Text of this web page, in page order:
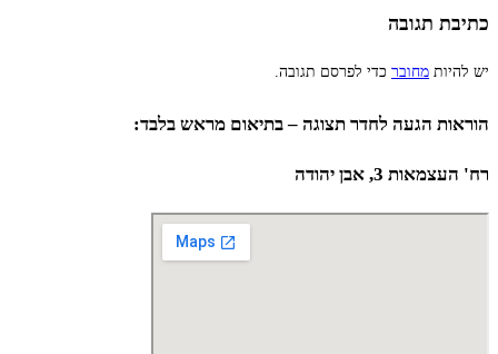
כתיבת תגובה
יש להיות מחובר כדי לפרסם תגובה.
הוראות הגעה לחדר תצוגה – בתיאום מראש בלבד:
רח' העצמאות 3, אבן יהודה